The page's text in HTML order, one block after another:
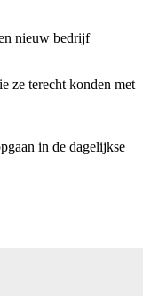
nieuw bedrijf
ze terecht konden met
in de dagelijkse